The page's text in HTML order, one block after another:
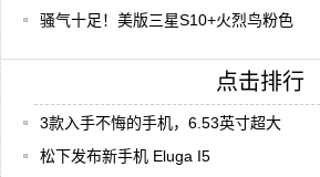
骚气十足！美版三星S10+火烈鸟粉色
点击排行
3款入手不悔的手机，6.53英寸超大
松下发布新手机 Eluga I5